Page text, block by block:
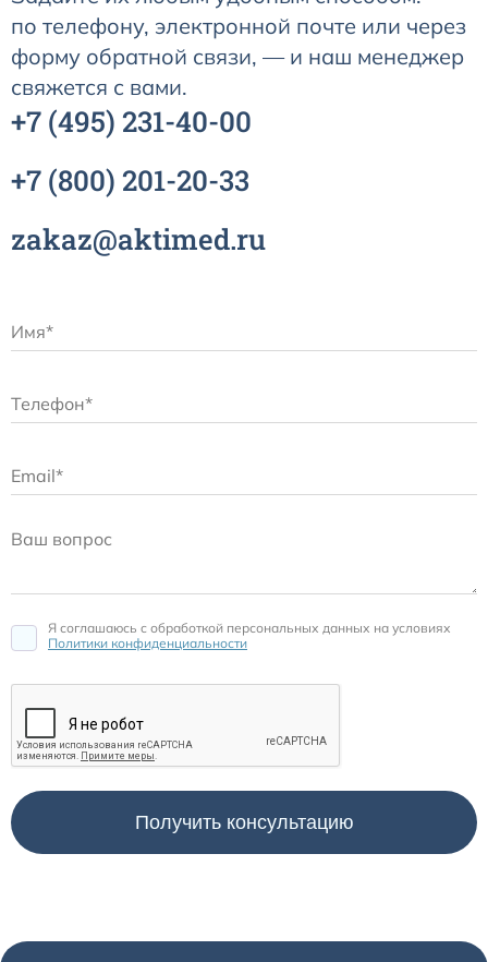
по телефону, электронной почте или через
форму обратной связи, — и наш менеджер
свяжется с вами.
+7 (495) 231-40-00
+7 (800) 201-20-33
zakaz@aktimed.ru
Я соглашаюсь c обработкой персональных данных на условиях
Политики конфиденциальности